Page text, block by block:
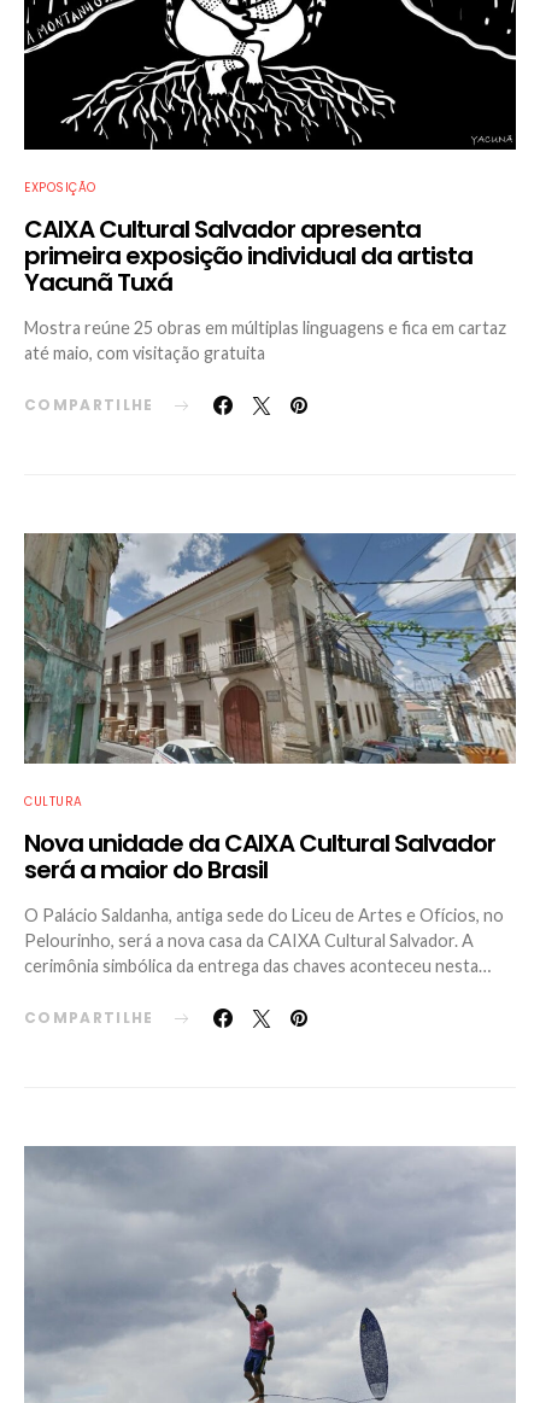
EXPOSIÇÃO
CAIXA Cultural Salvador apresenta
primeira exposição individual da artista
Yacunã Tuxá
Mostra reúne 25 obras em múltiplas linguagens e fica em cartaz
até maio, com visitação gratuita
COMPARTILHE
CULTURA
Nova unidade da CAIXA Cultural Salvador
será a maior do Brasil
O Palácio Saldanha, antiga sede do Liceu de Artes e Ofícios, no
Pelourinho, será a nova casa da CAIXA Cultural Salvador. A
cerimônia simbólica da entrega das chaves aconteceu nesta…
COMPARTILHE